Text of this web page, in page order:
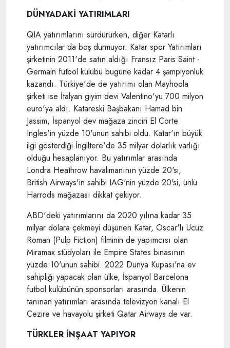
DÜNYADAKİ YATIRIMLARI
QIA yatırımlarını sürdürürken, diğer Katarlı
yatırımcılar da boş durmuyor. Katar spor Yatırımları
şirketinin 2011'de satın aldığı Fransız Paris Saint -
Germain futbol kulübü bugüne kadar 4 şampiyonluk
kazandı. Türkiye'de de yatırımı olan Mayhoola
şirketi ise İtalyan giyim devi Valentino'yu 700 milyon
euro'ya aldı. Katareski Başbakanı Hamad bin
Jassim, İspanyol dev mağaza zinciri El Corte
Ingles'in yüzde 10'unun sahibi oldu. Katar'ın büyük
ilgi gösterdiği İngiltere'de 35 milyar dolarlık varlığı
olduğu hesaplanıyor. Bu yatırımlar arasında
Londra Heathrow havalimanının yüzde 20'si,
British Airways'in sahibi IAG'nin yüzde 20'si, ünlü
Harrods mağazası dikkat çekiyor.
ABD'deki yatırımlarını da 2020 yılına kadar 35
milyar dolara çekmeyi düşünen Katar, Oscar'lı Ucuz
Roman (Pulp Fiction) filminin de yapımcısı olan
Miramax stüdyoları ile Empire States binasının
yüzde 10'unun sahibi. 2022 Dünya Kupası'na ev
sahipliği yapacak olan ülke, İspanyol Barcelona
futbol kulübünün sponsorları arasında. Ülkenin
tanınan yatırımları arasında televizyon kanalı El
Cezire ve havayolu şirketi Qatar Airways de var.
TÜRKLER İNŞAAT YAPIYOR